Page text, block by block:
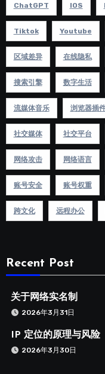
ChatGPT IOS
Tiktok Youtube
区域差异 在线隐私
搜索引擎 数字生活
流媒体音乐 浏览器插
社交媒体 社交平台
网络攻击 网络语言
账号安全 账号权重
跨文化 远程办公
Recent Post
关于网络实名制
2026年3月31日
IP 定位的原理与风险
2026年3月30日